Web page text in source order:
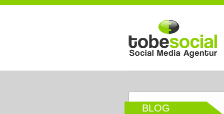
Direkt zum Inhalt
BLOG